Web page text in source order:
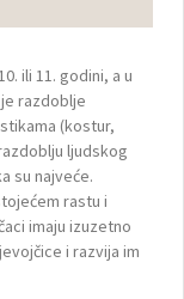
ili 11. godini, a u
je razdoblje
(kostur,
ljudskog
su najveće.
rastu i
imaju izuzetno
i razvija im